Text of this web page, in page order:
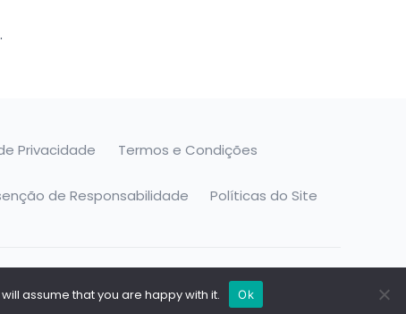
Privacidade Termos e Condições
de Responsabilidade Políticas do Site
assume that you are happy with it. Ok